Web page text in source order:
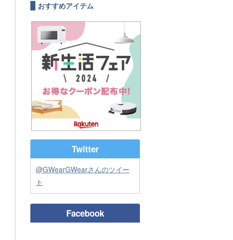
なんで私だけこんなに蚊に刺さられ
るの？！（AD Kun）
[ 2016/06/08 ]
ブログを更新しました。
なんで私だけこんなに蚊に刺さられ
るの？！（AD Kun）
春なのに低体温症？（AD Kun）
[ 2016/06/02 ]
ブログを更新しました。
春なのに低体温症？（AD Kun）
熱指数＆風による体感温度（AD
ブログを更新しました。
熱指数＆風による体感温度（AD
キャンプストーブ、『kcal』に騙さ
れないように（AD Kun）
[ 2016/05/19 ]
ブログを更新しました。
おすすめアイテム
Twitter
@GWearGWearさんのツイー
ト
Facebook